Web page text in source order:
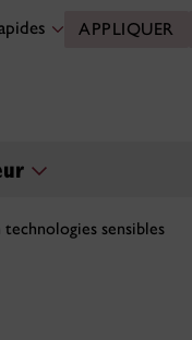
APPLIQUER
sensibles